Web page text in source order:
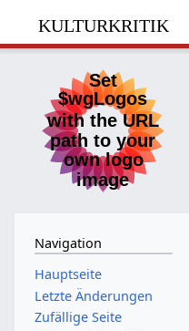
kulturkritik
Navigation
Hauptseite
Letzte Änderungen
Zufällige Seite